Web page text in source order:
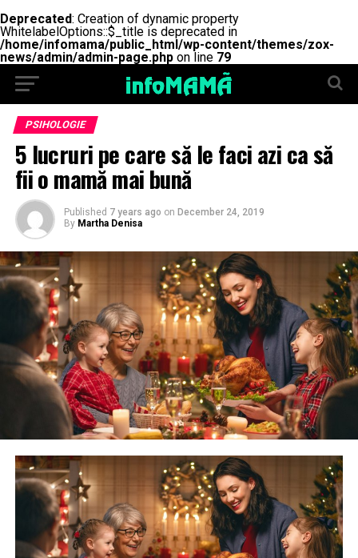
Deprecated: Creation of dynamic property
WhitelabelOptions::$_title is deprecated in
/home/infomama/public_html/wp-content/themes/zox-
news/admin/admin-page.php on line 79
PSIHOLOGIE
5 lucruri pe care să le faci azi ca să
fii o mamă mai bună
Published 7 years ago on December 24, 2019
By Martha Denisa